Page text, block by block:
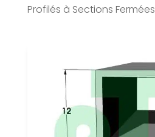
Profilés à Sections Fermées